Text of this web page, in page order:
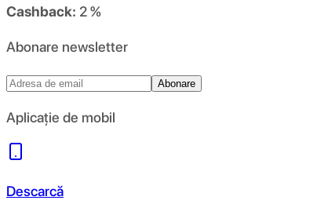
Cashback: 2 %
Abonare newsletter
Abonare
Aplicație de mobil
Descarcă